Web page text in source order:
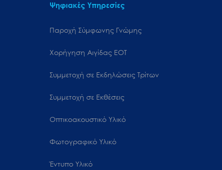
Ψηφιακές Υπηρεσίες
Παροχή Σύμφωνης Γνώμης
Χορήγηση Αιγίδας ΕΟΤ
Συμμετοχή σε Εκδηλώσεις Τρίτων
Συμμετοχή σε Εκθέσεις
Οπτικοακουστικό Υλικό
Φωτογραφικό Υλικό
Έντυπο Υλικό